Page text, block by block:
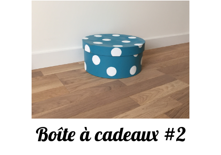
Boîte à cadeaux #2